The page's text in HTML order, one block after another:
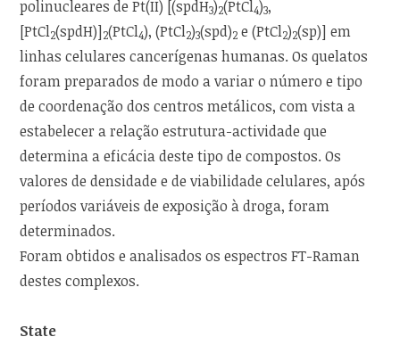
polinucleares de Pt(II) [(spdH3)2(PtCl4)3,
[PtCl2(spdH)]2(PtCl4), (PtCl2)3(spd)2 e (PtCl2)2(sp)] em
linhas celulares cancerígenas humanas. Os quelatos
foram preparados de modo a variar o número e tipo
de coordenação dos centros metálicos, com vista a
estabelecer a relação estrutura-actividade que
determina a eficácia deste tipo de compostos. Os
valores de densidade e de viabilidade celulares, após
períodos variáveis de exposição à droga, foram
determinados.
Foram obtidos e analisados os espectros FT-Raman
destes complexos.
State